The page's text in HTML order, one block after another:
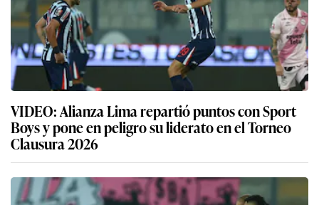
VIDEO: Alianza Lima repartió puntos con Sport
Boys y pone en peligro su liderato en el Torneo
Clausura 2026